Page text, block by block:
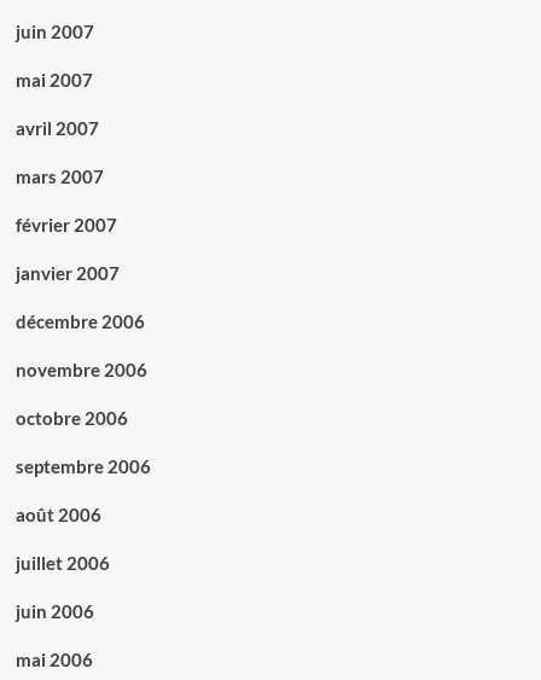
juin 2007
mai 2007
avril 2007
mars 2007
février 2007
janvier 2007
décembre 2006
novembre 2006
octobre 2006
septembre 2006
août 2006
juillet 2006
juin 2006
mai 2006